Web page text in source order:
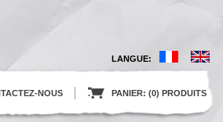
NOUS . PANIER: (0) PRODUITS
LANGUE: